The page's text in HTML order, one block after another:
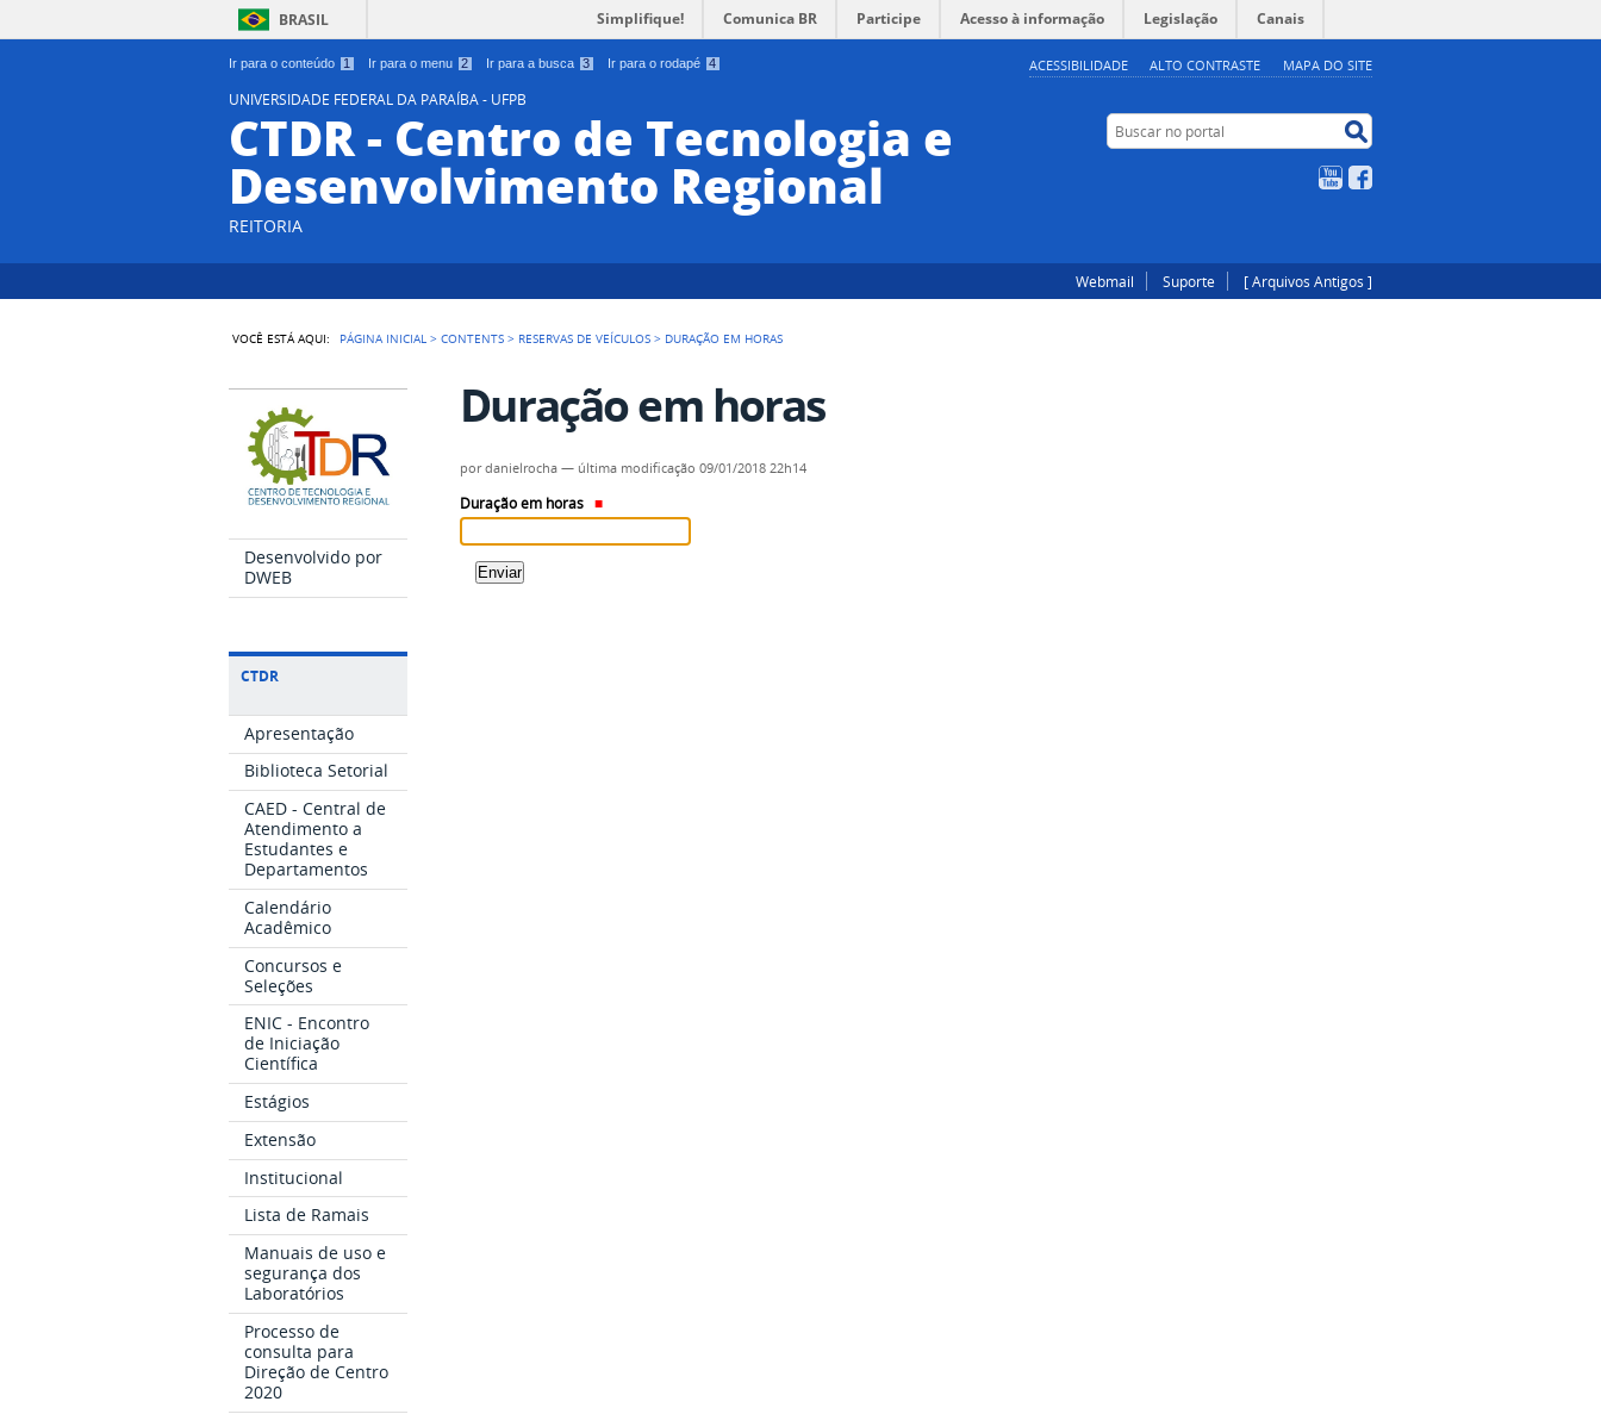
Ir para o conteúdo 1 Ir para o menu 2 Ir para a busca 3 Ir para o rodapé 4 ACESSIBILIDADE ALTO CONTRASTE MAPA DO SITE
BRASIL Simplifique! Comunica BR Participe Acesso à informação Legislação Canais
UNIVERSIDADE FEDERAL DA PARAÍBA - UFPB
CTDR - Centro de Tecnologia e
Desenvolvimento Regional
REITORIA
Buscar no portal
YouTube
Webmail Suporte [ Arquivos Antigos ]
VOCÊ ESTÁ AQUI: PÁGINA INICIAL >CONTENTS > RESERVAS DE VEÍCULOS > DURAÇÃO EM HORAS
Desenvolvido por
DWEB
CTDR
Apresentação
Biblioteca Setorial
CAED - Central de
Atendimento a
Estudantes e
Departamentos
Calendário
Acadêmico
Concursos e
Seleções
ENIC - Encontro
de Iniciação
Científica
Estágios
Extensão
Institucional
Lista de Ramais
Manuais de uso e
segurança dos
Laboratórios
Processo de
consulta para
Direção de Centro
2020
Duração em horas
pordanielrocha — última modificação 09/01/2018 22h14
Duração em horas